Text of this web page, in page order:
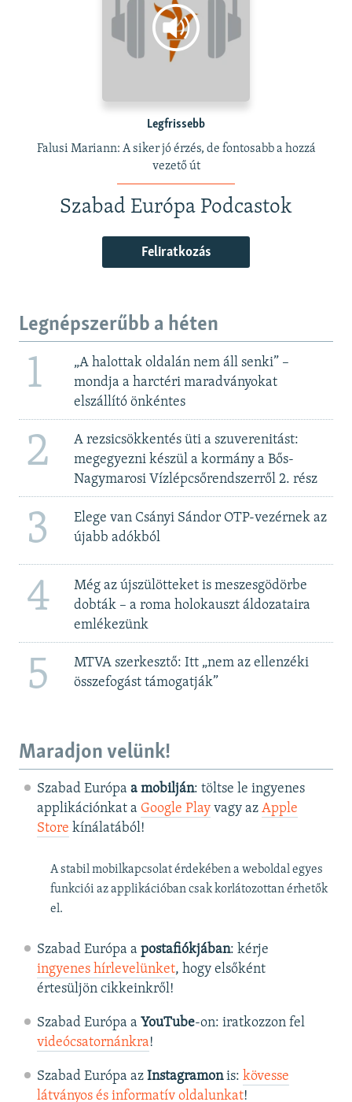
Legfrissebb
Falusi Mariann: A siker jó érzés, de fontosabb a hozzá
vezető út
Szabad Európa Podcastok
Feliratkozás
Legnépszerűbb a héten
1
„A halottak oldalán nem áll senki” –
mondja a harctéri maradványokat
elszállító önkéntes
2
A rezsicsökkentés üti a szuverenitást:
megegyezni készül a kormány a Bős-
Nagymarosi Vízlépcsőrendszerről 2. rész
3
Elege van Csányi Sándor OTP-vezérnek az
újabb adókból
4
Még az újszülötteket is meszesgödörbe
dobták – a roma holokauszt áldozataira
emlékezünk
5
MTVA szerkesztő: Itt „nem az ellenzéki
összefogást támogatják”
Maradjon velünk!
Szabad Európa a mobilján: töltse le ingyenes
applikációnkat a Google Playvagy az Apple
Store kínálatából!
A stabil mobilkapcsolat érdekében a weboldal egyes
funkciói az applikációban csak korlátozottan érhetők
el.
Szabad Európa a postafiókjában: kérje
ingyenes hírlevelünket, hogy elsőként
értesüljön cikkeinkről!
Szabad Európa a YouTube-on: iratkozzon fel
videócsatornánkra!
Szabad Európa az Instagramonis: kövesse
látványos és informatív oldalunkat! ​